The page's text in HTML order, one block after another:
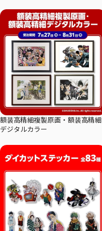
額装高精細複製原画・額装高精細
デジタルカラー